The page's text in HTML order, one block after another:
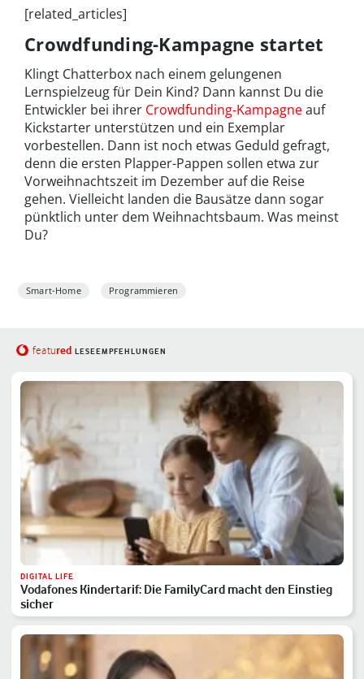
[related_articles]
Crowdfunding-Kampagne startet
Klingt Chatterbox nach einem gelungenen
Lernspielzeug für Dein Kind? Dann kannst Du die
Entwickler bei ihrer Crowdfunding-Kampagneauf
Kickstarter unterstützen und ein Exemplar
vorbestellen. Dann ist noch etwas Geduld gefragt,
denn die ersten Plapper-Pappen sollen etwa zur
Vorweihnachtszeit im Dezember auf die Reise
gehen. Vielleicht landen die Bausätze dann sogar
pünktlich unter dem Weihnachtsbaum. Was meinst
Du?
Smart-Home Programmieren
featured LESEEMPFEHLUNGEN
DIGITAL LIFE
Vodafones Kindertarif: Die FamilyCard macht den Einstieg
sicher